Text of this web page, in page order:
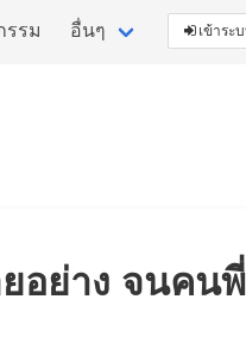
รรม อื่นๆ เข้าระ
อย่าง จนคนพี่